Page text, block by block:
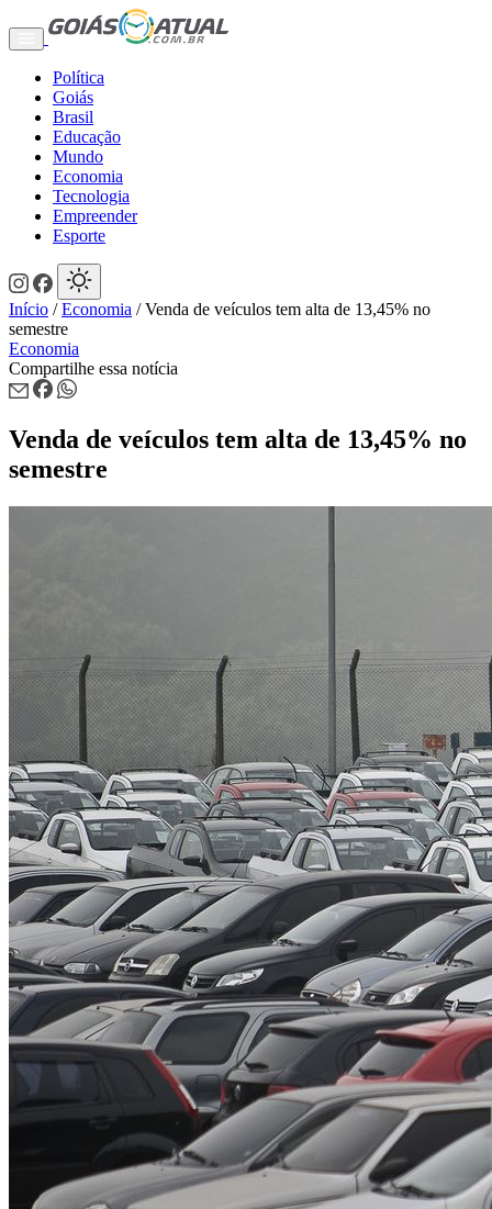
Política
Goiás
Brasil
Educação
Mundo
Economia
Tecnologia
Empreender
Esporte
Início / Economia / Venda de veículos tem alta de 13,45% no
semestre
Economia
Compartilhe essa notícia
Venda de veículos tem alta de 13,45% no
semestre